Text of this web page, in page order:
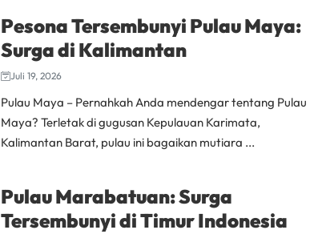
Pesona Tersembunyi Pulau Maya:
Surga di Kalimantan
Juli 19, 2026
Pulau Maya – Pernahkah Anda mendengar tentang Pulau
Maya? Terletak di gugusan Kepulauan Karimata,
Kalimantan Barat, pulau ini bagaikan mutiara ...
Pulau Marabatuan: Surga
Tersembunyi di Timur Indonesia